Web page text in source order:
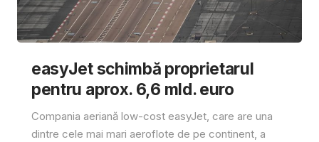
easyJet schimbă proprietarul
pentru aprox. 6,6 mld. euro
Compania aeriană low-cost easyJet, care are una
dintre cele mai mari aeroflote de pe continent, a